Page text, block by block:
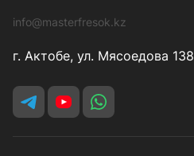
info@masterfresok.kz
г. Актобе, ул. Мясоедова 138